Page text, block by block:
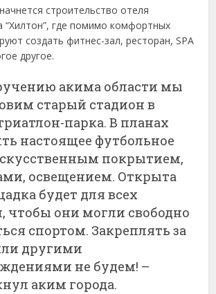
строительство отеля
“Хилтон”, где помимо комфортных
создать фитнес-зал, ресторан, ЅPA
другое.
акима области мы
старый стадион в
парка. В планах
настоящее футбольное
покрытием,
освещением. Открыта
будет для всех
чтобы они могли свободно
спортом. Закреплять за
другими
не будем! –
аким города.